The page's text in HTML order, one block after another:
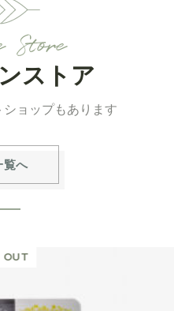
ストア
ョップもあります
覧へ
OUT